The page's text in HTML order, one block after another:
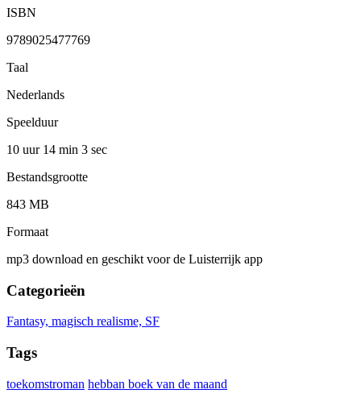
ISBN
9789025477769
Taal
Nederlands
Speelduur
10 uur 14 min 3 sec
Bestandsgrootte
843 MB
Formaat
mp3 download en geschikt voor de Luisterrijk app
Categorieën
Fantasy, magisch realisme, SF
Tags
toekomstroman hebban boek van de maand